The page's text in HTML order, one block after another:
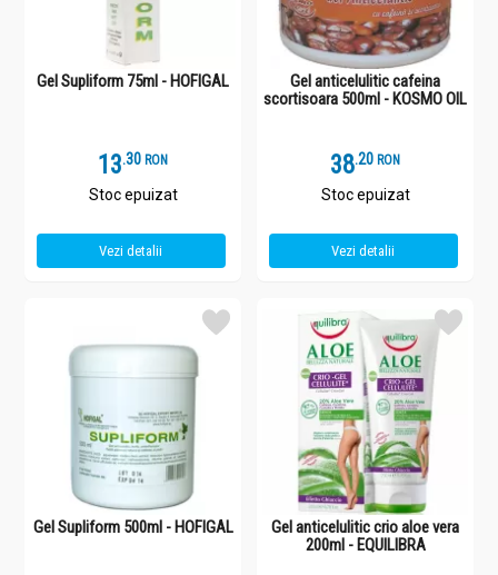
Gel Supliform 75ml - HOFIGAL
13.3 RON
Stoc epuizat
Vezi detalii
Gel anticelulitic cafeina
scortisoara 500ml - KOSMO OIL
38.2 RON
Stoc epuizat
Vezi detalii
Gel Supliform 500ml - HOFIGAL
Gel anticelulitic crio aloe vera
200ml - EQUILIBRA